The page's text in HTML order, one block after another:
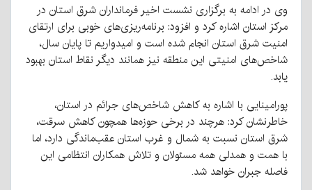
وی در ادامه به برگزاری نشست اخیر فرمانداران شرق استان در
مرکز استان اشاره کرد و افزود: برنامه‌ریزی‌های خوبی برای ارتقای
امنیت شرق استان انجام شده است و امیدواریم تا پایان سال،
شاخص‌های امنیتی این منطقه نیز همانند دیگر نقاط استان بهبود
یابد.
پورامینایی با اشاره به کاهش شاخص‌های جرائم در استان،
خاطرنشان کرد: هرچند در برخی حوزه‌ها همچون کاهش سرقت،
شرق استان نسبت به شمال و غرب استان عقب‌ماندگی دارد، اما
با همت و همدلی همه مسئولان و تلاش همکاران انتظامی این
فاصله جبران خواهد شد.